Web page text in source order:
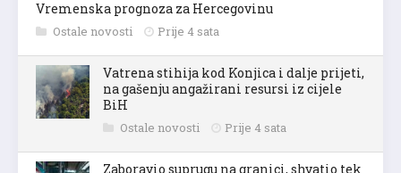
Vremenska prognoza za Hercegovinu
Ostale novosti Prije 4 sata
Vatrena stihija kod Konjica i dalje prijeti,
na gašenju angažirani resursi iz cijele
BiH
Ostale novosti Prije 4 sata
Zaboravio suprugu na granici, shvatio tek